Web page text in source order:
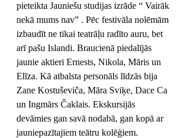
pieteikta Jauniešu studijas izrāde “ Vairāk
nekā mums nav” . Pēc festivāla nolēmām
izbaudīt ne tikai teatrāļu radīto auru, bet
arī pašu Islandi. Braucienā piedalījās
jaunie aktieri Ernests, Nikola, Māris un
Elīza. Kā atbalsta personāls līdzās bija
Zane Kostuševiča, Māra Sviķe, Dace Ca
un Ingmārs Čaklais. Ekskursijās
devāmies gan savā nodabā, gan kopā ar
jauniepazītajiem teātru kolēģiem.